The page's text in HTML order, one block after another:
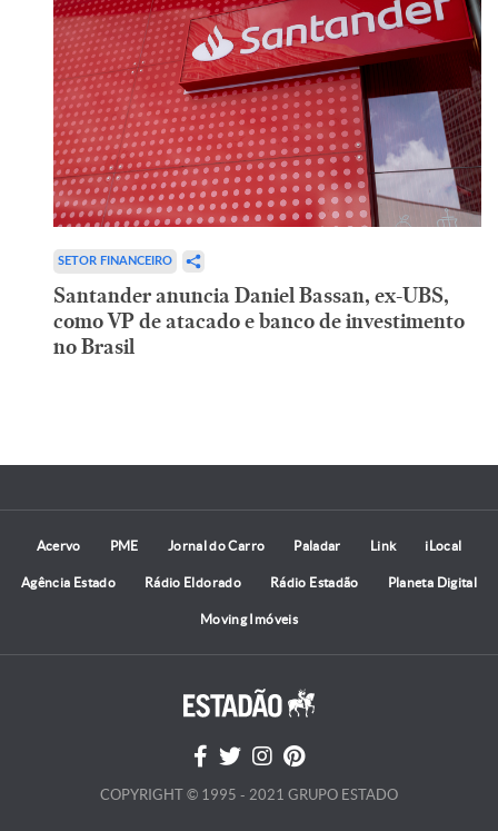
SETOR FINANCEIRO
Santander anuncia Daniel Bassan, ex-UBS,
como VP de atacado e banco de investimento
no Brasil
Acervo PME Jornal do Carro Paladar Link iLocal
Agência Estado Rádio Eldorado Rádio Estadão Planeta Digital
Moving Imóveis
COPYRIGHT © 1995 - 2021 GRUPO ESTADO